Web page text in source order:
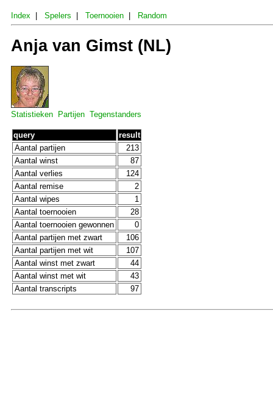
Index Spelers Toernooien Random
Anja van Gimst (NL)
Statistieken Partijen Tegenstanders
query
result
Aantal partijen
213
Aantal winst
87
Aantal verlies
124
Aantal remise
2
Aantal wipes
1
Aantal toernooien
28
Aantal toernooien gewonnen
0
Aantal partijen met zwart
106
Aantal partijen met wit
107
Aantal winst met zwart
44
Aantal winst met wit
43
Aantal transcripts
97